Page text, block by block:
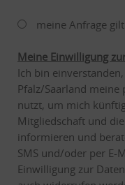
meine Anfrage
Meine Einwilligung
Ich bin
Pfalz/Saarland
nutzt, um mich
Mitgliedschaft und
informieren und
SMS und/oder per E-
Einwilligung zur